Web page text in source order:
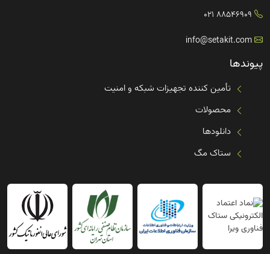
88546909 021
info@setakit.com
پیوندها
تأمین کننده تجهیزات شبکه و امنیت
محصولات
دانلودها
ستاک مگ